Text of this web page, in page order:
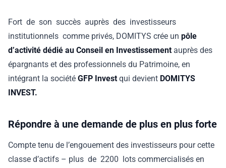
Fort de son succès auprès des investisseurs
institutionnels comme privés, DOMITYS crée un pôle
d’activité dédié au Conseil en Investissementauprès des
épargnants et des professionnels du Patrimoine, en
intégrant la société GFP Investqui devient DOMITYS
INVEST.
Répondre à une demande de plus en plus forte
Compte tenu de l’engouement des investisseurs pour cette
classe d’actifs – plus de 2200 lots commercialisés en